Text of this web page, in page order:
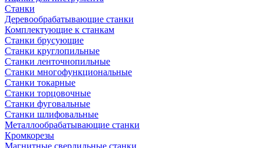
Станки
Деревообрабатывающие станки
Комплектующие к станкам
Станки брусующие
Станки круглопильные
Станки ленточнопильные
Станки многофункциональные
Станки токарные
Станки торцовочные
Станки фуговальные
Станки шлифовальные
Металлообрабатывающие станки
Кромкорезы
Магнитные сверлильные станки